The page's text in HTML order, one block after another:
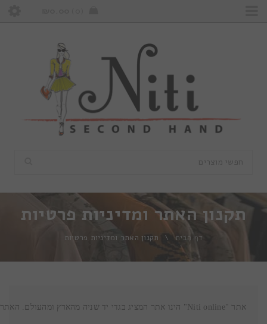
תקנון האתר ומדיניות פרטיות
דף הבית \ תקנון האתר ומדיניות פרטיות
אתר "Niti online" הינו אתר המציג בגדי יד שניה מהארץ ומהעולם. האתר מנוהל, מופעל ומעודכן על ידי צ'אי בוטיק יד שניה מרעננה